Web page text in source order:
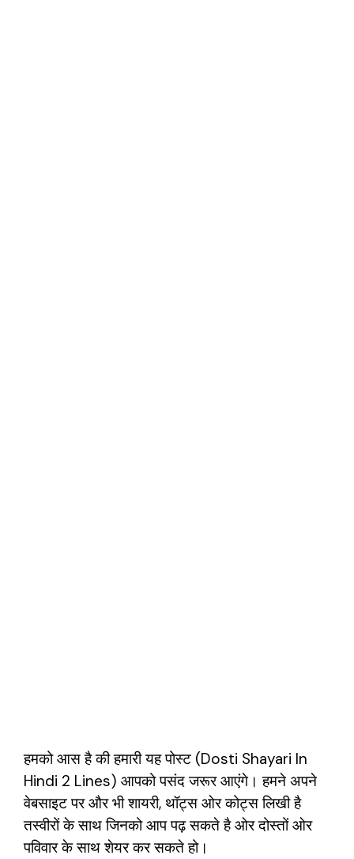
हमको आस है की हमारी यह पोस्ट (Dosti Shayari In
Hindi 2 Lines) आपको पसंद जरूर आएंगे। हमने अपने
वेबसाइट पर और भी शायरी, थॉट्स ओर कोट्स लिखी है
तस्वीरों के साथ जिनको आप पढ़ सकते है ओर दोस्तों ओर
पविवार के साथ शेयर कर सकते हो।